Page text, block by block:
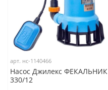
арт. нс-1140466
Насос Джилекс ФЕКАЛЬНИК
330/12